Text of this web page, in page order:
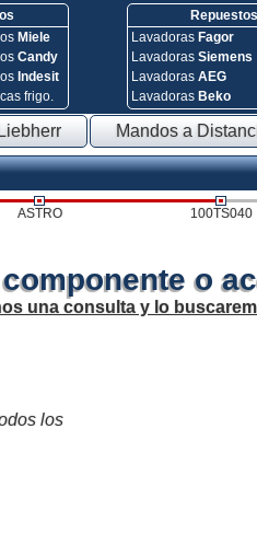
Miele
Candy
Indesit
frigo.
Lavadoras Fagor
Lavadoras Siemens
Lavadoras AEG
Lavadoras Beko
Mandos a
ASTRO 100TS040
o
una consulta y lo
los